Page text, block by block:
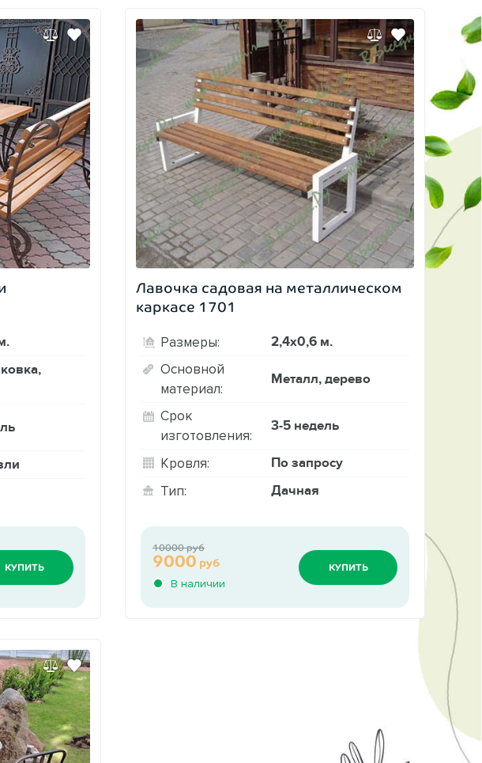
КУПИТЬ
Лавочка садовая на металлическом
каркасе 1701
Размеры: 2,4х0,6 м.
Основной
материал:
Металл, дерево
Срок
изготовления:
3-5 недель
Кровля: По запросу
Тип: Дачная
В наличии
9000 руб
10000 руб
КУПИТЬ